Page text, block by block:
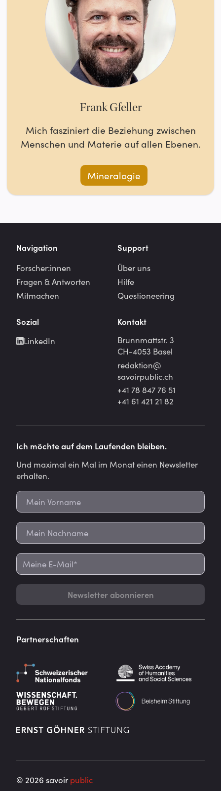
Frank Gfeller
Mich fasziniert die Beziehung zwischen
Menschen und Materie auf allen Ebenen.
Mineralogie
Navigation
Forscher:innen
Fragen & Antworten
Mitmachen
Support
Über uns
Hilfe
Questioneering
Sozial
LinkedIn
Kontakt
Brunnmattstr. 3
CH-4053 Basel
redaktion@
savoirpublic.ch
+41 78 847 76 51
+41 61 421 21 82
Ich möchte auf dem Laufenden bleiben.
Und maximal ein Mal im Monat einen Newsletter
erhalten.
Newsletter abonnieren
Partnerschaften
©2026 savoirpublic